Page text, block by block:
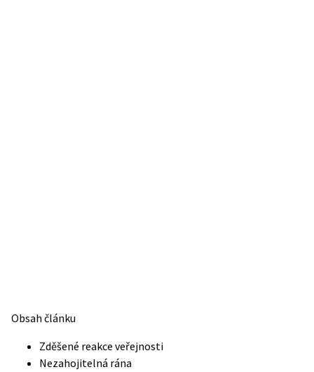
Obsah článku
Zděšené reakce veřejnosti
Nezahojitelná rána